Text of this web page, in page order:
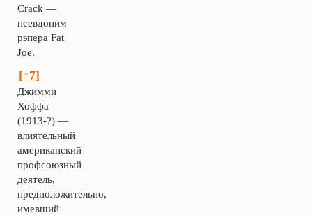
Crack —
псевдоним
рэпера Fat
Joe.
[↑7]
Джимми
Хоффа
(1913-?) —
влиятельный
американский
профсоюзный
деятель,
предположительно,
имевший